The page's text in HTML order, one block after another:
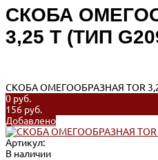
СКОБА
3,25 Т (ТИП
СКОБА ОМЕГООБРАЗНАЯ TOR
0 руб.
156 руб.
Добавлено
Артикул:
В наличии